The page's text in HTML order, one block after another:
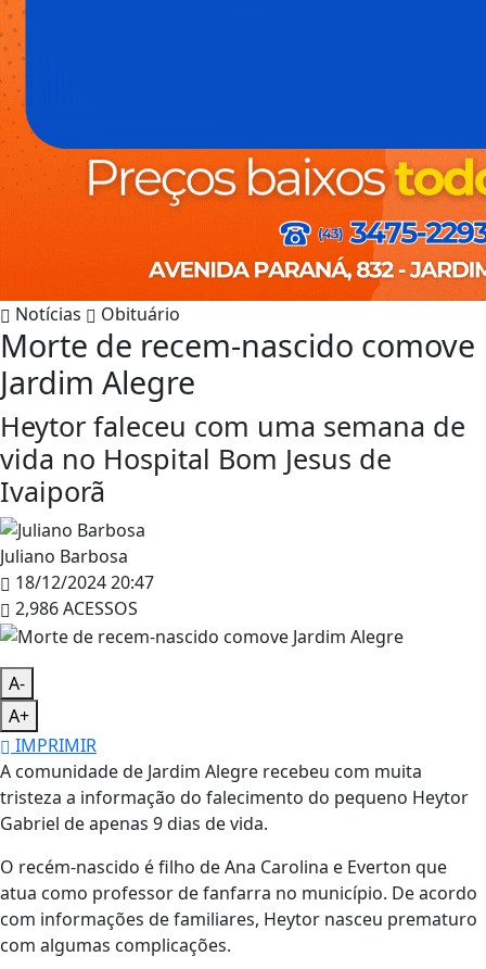
Notícias Obituário
Morte de recem-nascido comove
Jardim Alegre
Heytor faleceu com uma semana de
vida no Hospital Bom Jesus de
Ivaiporã
Juliano Barbosa
18/12/2024 20:47
2,986 ACESSOS
A-
A+
IMPRIMIR
A comunidade de Jardim Alegre recebeu com muita
tristeza a informação do falecimento do pequeno Heytor
Gabriel de apenas 9 dias de vida.
O recém-nascido é filho de Ana Carolina e Everton que
atua como professor de fanfarra no município. De acordo
com informações de familiares, Heytor nasceu prematuro
com algumas complicações.